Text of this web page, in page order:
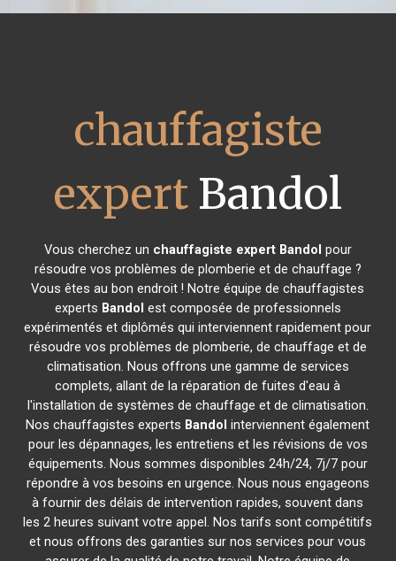
chauffagiste
expertBandol
Vous cherchez un chauffagiste expert Bandol pour
résoudre vos problèmes de plomberie et de chauffage ?
Vous êtes au bon endroit ! Notre équipe de chauffagistes
experts Bandol est composée de professionnels
expérimentés et diplômés qui interviennent rapidement pour
résoudre vos problèmes de plomberie, de chauffage et de
climatisation. Nous offrons une gamme de services
complets, allant de la réparation de fuites d'eau à
l'installation de systèmes de chauffage et de climatisation.
Nos chauffagistes experts Bandol interviennent également
pour les dépannages, les entretiens et les révisions de vos
équipements. Nous sommes disponibles 24h/24, 7j/7 pour
répondre à vos besoins en urgence. Nous nous engageons
à fournir des délais de intervention rapides, souvent dans
les 2 heures suivant votre appel. Nos tarifs sont compétitifs
et nous offrons des garanties sur nos services pour vous